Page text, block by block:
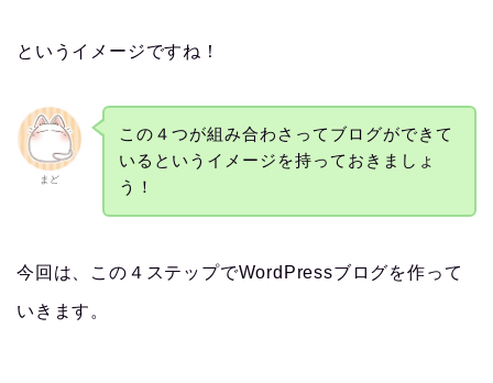
というイメージですね！
まど
この４つが組み合わさってブログができて
いるというイメージを持っておきましょ
う！
今回は、この４ステップでWordPressブログを作って
いきます。